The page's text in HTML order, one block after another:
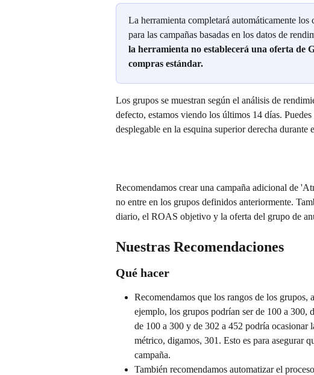
La herramienta completará automáticamente
para las campañas basadas en los datos de
la herramienta no establecerá una oferta de
compras estándar.
Los grupos se muestran según el análisis de
defecto, estamos viendo los últimos 14 días.
desplegable en la esquina superior derecha durante
Recomendamos crear una campaña adicional de
no entre en los grupos definidos anteriormente.
diario, el ROAS objetivo y la oferta del grupo de
Nuestras Recomendaciones
Qué hacer
Recomendamos que los rangos de los
ejemplo, los grupos podrían ser de 100 a 300,
de 100 a 300 y de 302 a 452 podría ocasionar
métrico, digamos, 301. Esto es para asegurar
campaña.
También recomendamos automatizar el